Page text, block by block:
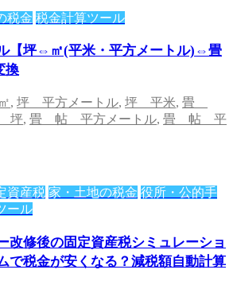
税金 税金計算ツール
【坪⇔㎡(平米・平方メートル)⇔畳
換
, 坪 平方メートル, 坪 平米, 畳
坪, 畳 帖 平方メートル, 畳 帖 平
資産税 家・土地の税金 役所・公的手
ール
改修後の固定資産税シミュレーショ
で税金が安くなる？減税額自動計算